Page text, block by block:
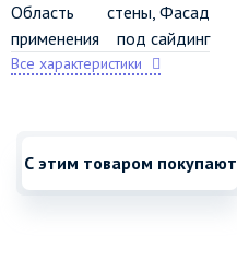
Область
применения
стены, Фасад
под сайдинг
Все характеристики
С этим товаром покупают